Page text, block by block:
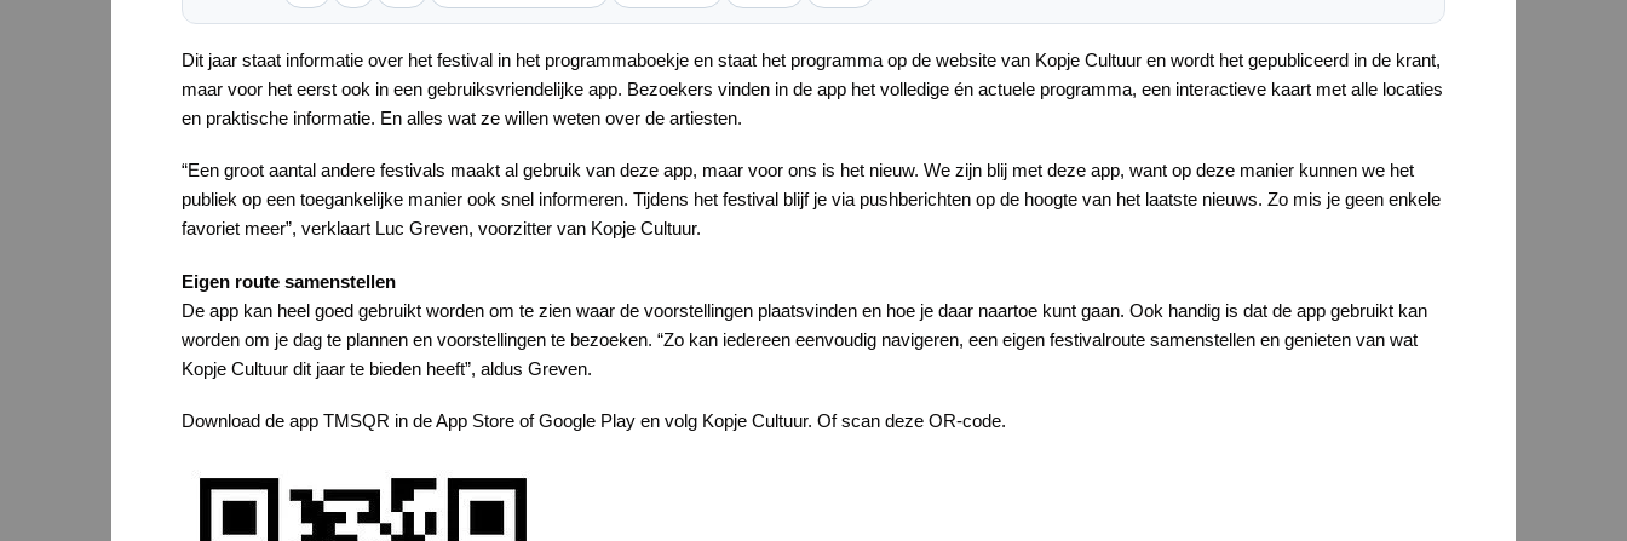
Dit jaar staat informatie over het festival in het programmaboekje en staat het programma op de website van Kopje Cultuur en wordt het gepubliceerd in de krant,
maar voor het eerst ook in een gebruiksvriendelijke app. Bezoekers vinden in de app het volledige én actuele programma, een interactieve kaart met alle locaties
en praktische informatie. En alles wat ze willen weten over de artiesten.
“Een groot aantal andere festivals maakt al gebruik van deze app, maar voor ons is het nieuw. We zijn blij met deze app, want op deze manier kunnen we het
publiek op een toegankelijke manier ook snel informeren. Tijdens het festival blijf je via pushberichten op de hoogte van het laatste nieuws. Zo mis je geen enkele
favoriet meer”, verklaart Luc Greven, voorzitter van Kopje Cultuur.
Eigen route samenstellen
De app kan heel goed gebruikt worden om te zien waar de voorstellingen plaatsvinden en hoe je daar naartoe kunt gaan. Ook handig is dat de app gebruikt kan
worden om je dag te plannen en voorstellingen te bezoeken. “Zo kan iedereen eenvoudig navigeren, een eigen festivalroute samenstellen en genieten van wat
Kopje Cultuur dit jaar te bieden heeft”, aldus Greven.
Download de app TMSQR in de App Store of Google Play en volg Kopje Cultuur. Of scan deze OR-code.